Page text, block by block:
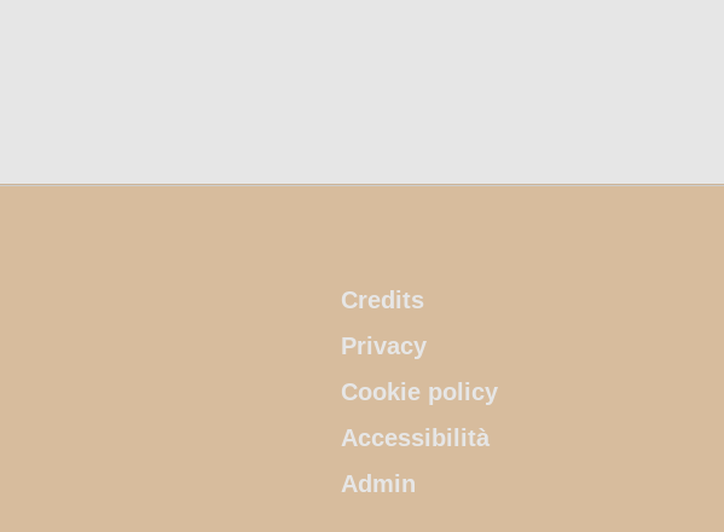
Credits
Privacy
Cookie policy
Accessibilità
Admin